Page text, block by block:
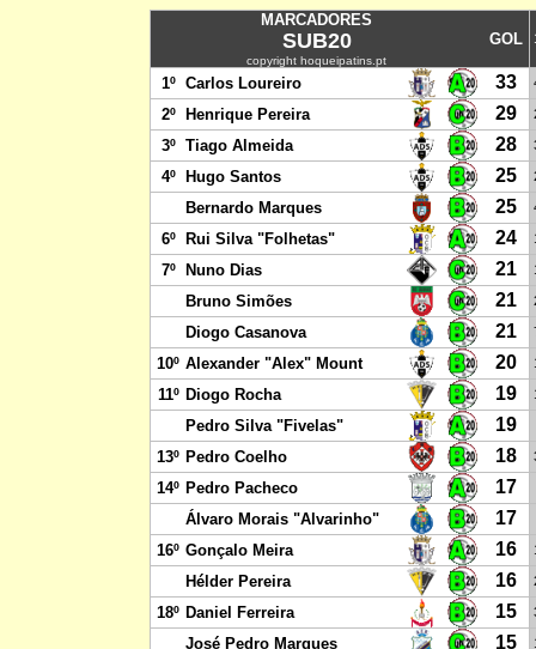
MARCADORES
SUB20
copyright hoqueipatins.pt
GOL
1º Carlos Loureiro 33
2º Henrique Pereira 29
3º Tiago Almeida 28
4º Hugo Santos 25
Bernardo Marques 25
6º Rui Silva "Folhetas" 24
7º Nuno Dias 21
Bruno Simões 21
Diogo Casanova 21
10º Alexander "Alex" Mount 20
11º Diogo Rocha 19
Pedro Silva "Fivelas" 19
13º Pedro Coelho 18
14º Pedro Pacheco 17
Álvaro Morais "Alvarinho" 17
16º Gonçalo Meira 16
Hélder Pereira 16
18º Daniel Ferreira 15
José Pedro Marques 15